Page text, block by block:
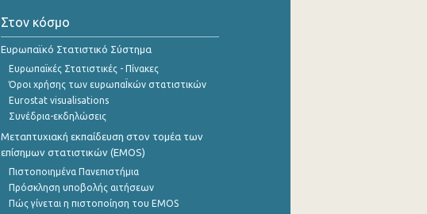
Στον κόσμο
Ευρωπαϊκό Στατιστικό Σύστημα
Ευρωπαϊκές Στατιστικές - Πίνακες
Όροι χρήσης των ευρωπαΪκών στατιστικών
Eurostat visualisations
Συνέδρια-εκδηλώσεις
Μεταπτυχιακή εκπαίδευση στον τομέα των
επίσημων στατιστικών (EMOS)
Πιστοποιημένα Πανεπιστήμια
Πρόσκληση υποβολής αιτήσεων
Πώς γίνεται η πιστοποίηση του EMOS